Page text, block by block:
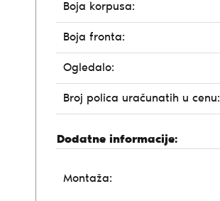
Boja korpusa:
Boja fronta:
Ogledalo:
Broj polica uračunatih u cenu:
Dodatne informacije:
Montaža: